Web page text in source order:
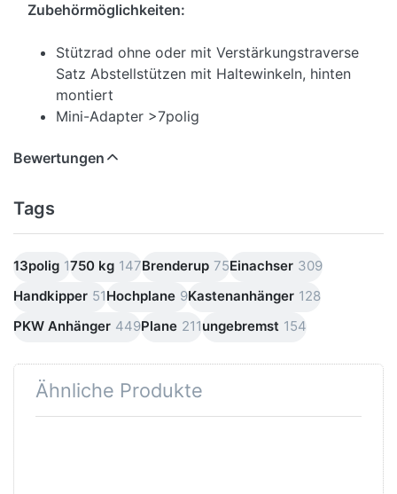
Zubehörmöglichkeiten:
Stützrad ohne oder mit Verstärkungstraverse
Satz Abstellstützen mit Haltewinkeln, hinten
montiert
Mini-Adapter >7polig
Bewertungen
Tags
13polig 1750 kg 147Brenderup 75Einachser 309
Handkipper 51Hochplane 9Kastenanhänger 128
PKW Anhänger 449Plane 211ungebremst 154
Ähnliche Produkte